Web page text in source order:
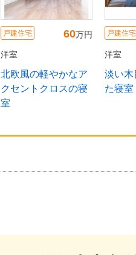
戸建住宅 60万円
洋室
北欧風の軽やかなア
クセントクロスの寝
室
戸建住宅
洋室
淡い木
た寝室